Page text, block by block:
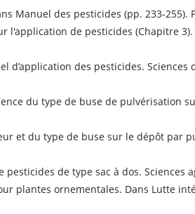
Manuel des pesticides (pp. 233-255).
l'application de pesticides (Chapitre
des pesticides.
du type de buse de pulvérisation
et du type de buse sur le dépôt par
de type sac à dos. Sciences
plantes ornementales. Dans Lutte